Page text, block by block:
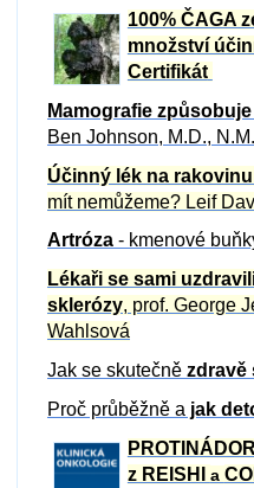
100% ČAGA
množství
Certifikát
Mamografie
Ben Johnson, M.D.,
Účinný lék na
mít nemůžeme? Leif
Artróza - kmenové
Lékaři se sami
sklerózy, prof. George
Wahlsová
Jak se skutečně zdravě
Proč průběžně a jak
z REISHI a